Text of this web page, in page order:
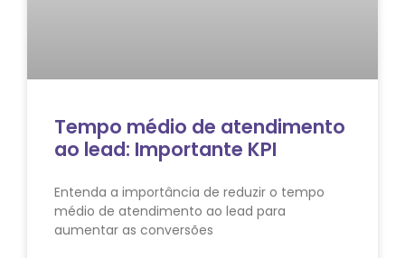
Tempo médio de atendimento
ao lead: Importante KPI
Entenda a importância de reduzir o tempo
médio de atendimento ao lead para
aumentar as conversões